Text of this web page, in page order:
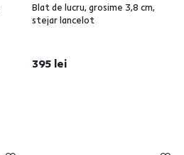
Blat de lucru, grosime 3,8 cm,
stejar lancelot
395 lei